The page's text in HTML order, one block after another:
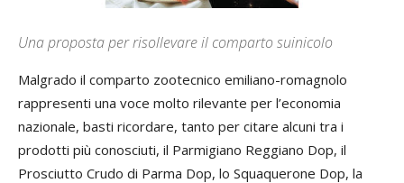
Una proposta per risollevare il comparto suinicolo
Malgrado il comparto zootecnico emiliano-romagnolo
rappresenti una voce molto rilevante per l’economia
nazionale, basti ricordare, tanto per citare alcuni tra i
prodotti più conosciuti, il Parmigiano Reggiano Dop, il
Prosciutto Crudo di Parma Dop, lo Squaquerone Dop, la